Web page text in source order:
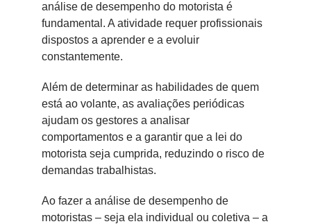
análise de desempenho do motorista é
fundamental. A atividade requer profissionais
dispostos a aprender e a evoluir
constantemente.
Além de determinar as habilidades de quem
está ao volante, as avaliações periódicas
ajudam os gestores a analisar
comportamentos e a garantir que a lei do
motorista seja cumprida, reduzindo o risco de
demandas trabalhistas.
Ao fazer a análise de desempenho de
motoristas – seja ela individual ou coletiva – a